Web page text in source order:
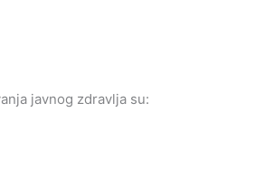
javnog zdravlja su: